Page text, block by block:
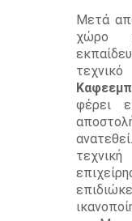
Μετά
χώρο
φέρει